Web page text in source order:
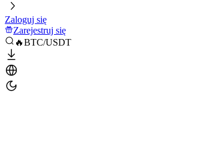
Zaloguj się
Zarejestruj się
🔥BTC/USDT